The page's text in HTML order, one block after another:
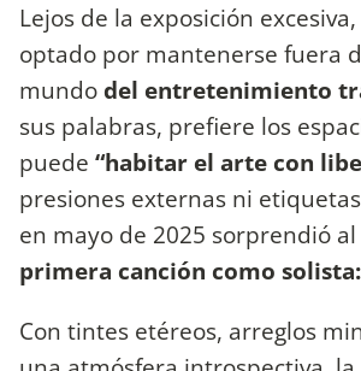
Lejos de la exposición excesiva,
optado por mantenerse fuera
mundodel entretenimiento
sus palabras, prefiere los
puede “habitar el arte con
presiones externas ni
en mayo de 2025 sorprendió
primera canción como solista:
Con tintes etéreos, arreglos